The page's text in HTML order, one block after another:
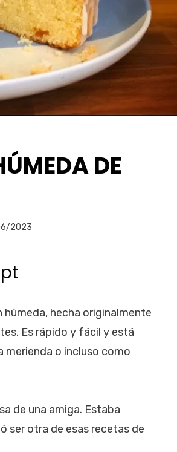
DE
2023
hecha originalmente
Es rápido y fácil y está
merienda o incluso como
de una amiga. Estaba
ser otra de esas recetas de